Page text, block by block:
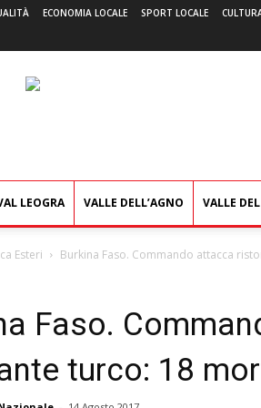
ECONOMIA LOCALE SPORT LOCALE
LEOGRA VALLE DELL’AGNO VALLE
Esteri Burkina Faso. Commando attacca
Faso.
turco: 18